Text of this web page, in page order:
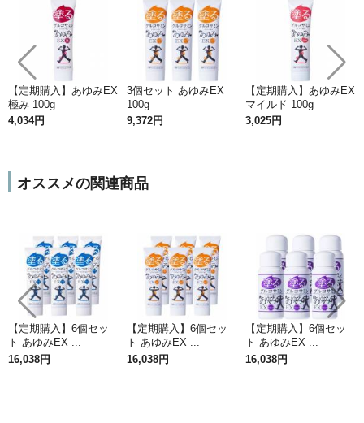
コラーゲンペプチドを使用
子を細かく分解し低分子したもの で、粒子がとても細
かく、通常のコラーゲンよりも体内吸収が早く、吸収
率も高まるといわれています。一般的なコラーゲンは
分子量が平均10万～30万と大きく、そのままだと分子
量の大きさからほとんど体内に吸収されません。
「コラーゲンペプチド」だから分子量が小さい
【定期購入】あゆみEX
極み 100g
4,034円
3個セット あゆみEX
100g
9,372円
【定期購入】あゆみEX
マイルド 100g
3,025円
オススメの関連商品
【定期購入】6個セッ
ト あゆみEX ...
16,038円
【定期購入】6個セッ
ト あゆみEX ...
16,038円
【定期購入】6個セッ
ト あゆみEX ...
16,038円